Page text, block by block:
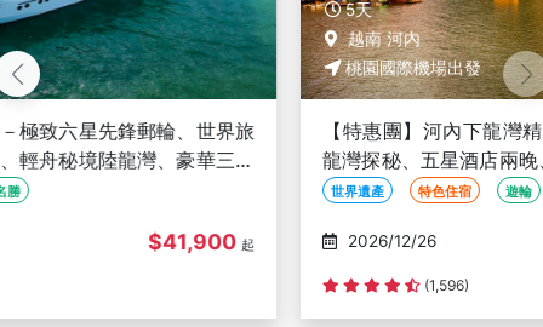
5天
越南 河內
桃園國際機場出發
【特惠團】河內下龍灣精彩５日－下龍灣VIP包船、陸
龍灣探秘、五星酒店兩晚、網紅咖啡巡禮、海陸百匯盛
2026/12/26 $24,900